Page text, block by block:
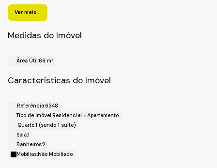
- Apartamento com móveis Planejados:
- 1 Vaga de garagem coberta.
- Localização privilegiada;
- Churrasqueira;
- Playground;
- Salão de Jogos;
- Espaço pet.
!! Localização !!
- Bairro: Jardim Florida;
- Cidade: Jundiaí-Sp
Realize o seu cadastro para mais informações e agende
Ver mais...
Medidas do Imóvel
Área Útil:66 m²
Características do Imóvel
Referência:6348
Tipo de Imóvel:Residencial » Apartamento
Quarto:1 (sendo 1 suíte)
Sala:1
Banheiros:2
Mobílias:Não Mobiliado